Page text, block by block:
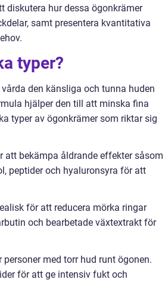
diskutera hur dessa ögonkrämer
samt presentera kvantitativa
typer?
den känsliga och tunna huden
hjälper den till att minska fina
typer av ögonkrämer som riktar sig
bekämpa åldrande effekter såsom
peptider och hyaluronsyra för att
för att reducera mörka ringar
och bearbetade växtextrakt för
med torr hud runt ögonen.
för att ge intensiv fukt och